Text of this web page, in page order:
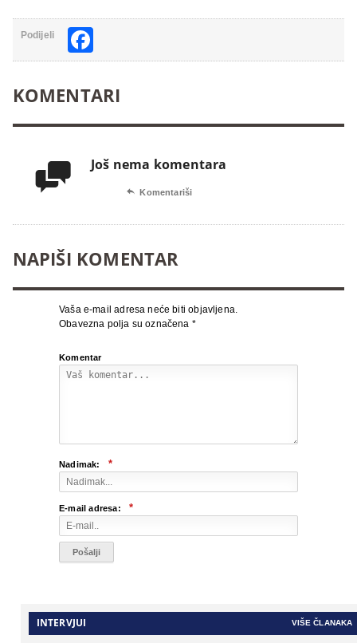
Podijeli
KOMENTARI
 Još nema komentara
 Komentariši
NAPIŠI KOMENTAR
Vaša e-mail adresa neće biti objavljena.
Obavezna polja su označena *
Komentar
Nadimak: *
E-mail adresa: *
INTERVJUI VIŠE ČLANAKA